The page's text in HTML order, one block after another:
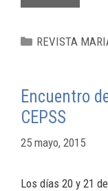
REVISTA
Encuentro
CEPSS
25 mayo, 2015
Los días 20 y 21